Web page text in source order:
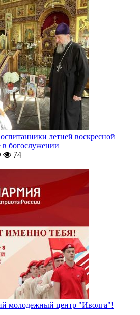
летней воскресной
богослужении
74
молодежный центр "Иволга"!